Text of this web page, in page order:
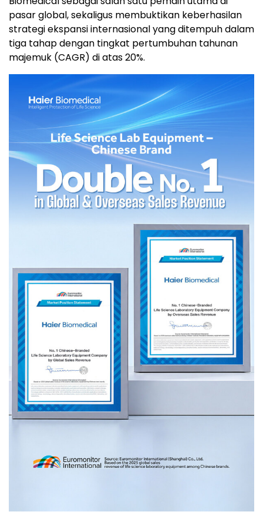
pasar global, sekaligus membuktikan keberhasilan
strategi ekspansi internasional yang ditempuh dalam
tiga tahap dengan tingkat pertumbuhan tahunan
majemuk (CAGR) di atas 20%.